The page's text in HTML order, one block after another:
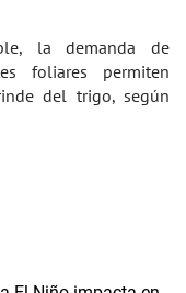
la demanda de
foliares permiten
del trigo, según